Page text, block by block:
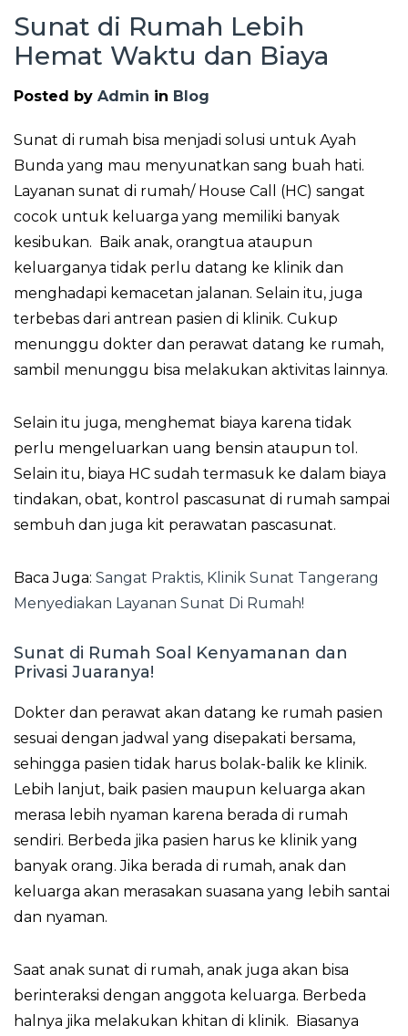
Sunat di Rumah Lebih
Hemat Waktu dan Biaya
Posted by Admin in Blog
Sunat di rumah bisa menjadi solusi untuk Ayah
Bunda yang mau menyunatkan sang buah hati.
Layanan sunat di rumah/ House Call (HC) sangat
cocok untuk keluarga yang memiliki banyak
kesibukan. Baik anak, orangtua ataupun
keluarganya tidak perlu datang ke klinik dan
menghadapi kemacetan jalanan. Selain itu, juga
terbebas dari antrean pasien di klinik. Cukup
menunggu dokter dan perawat datang ke rumah,
sambil menunggu bisa melakukan aktivitas lainnya.
Selain itu juga, menghemat biaya karena tidak
perlu mengeluarkan uang bensin ataupun tol.
Selain itu, biaya HC sudah termasuk ke dalam biaya
tindakan, obat, kontrol pascasunat di rumah sampai
sembuh dan juga kit perawatan pascasunat.
Baca Juga: Sangat Praktis, Klinik Sunat Tangerang
Menyediakan Layanan Sunat Di Rumah!
Sunat di Rumah Soal Kenyamanan dan
Privasi Juaranya!
Dokter dan perawat akan datang ke rumah pasien
sesuai dengan jadwal yang disepakati bersama,
sehingga pasien tidak harus bolak-balik ke klinik.
Lebih lanjut, baik pasien maupun keluarga akan
merasa lebih nyaman karena berada di rumah
sendiri. Berbeda jika pasien harus ke klinik yang
banyak orang. Jika berada di rumah, anak dan
keluarga akan merasakan suasana yang lebih santai
dan nyaman.
Saat anak sunat di rumah, anak juga akan bisa
berinteraksi dengan anggota keluarga. Berbeda
halnya jika melakukan khitan di klinik. Biasanya